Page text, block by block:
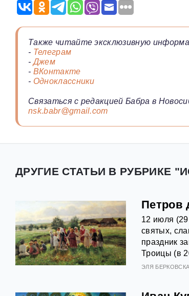
Также читайте эксклюзивную
- Телеграм
-Джем
- ВКонтакте
- Одноклассники
Связаться с редакцией Бабра в
nsk.babr@gmail.com
ДРУГИЕ СТАТЬИ В РУБРИКЕ
Петров
12 июля
святых,
праздник
Троицы (в
ЭЛЯ